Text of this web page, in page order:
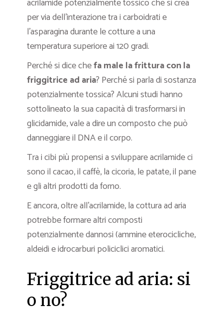
per via dell’interazione tra i carboidrati e
l’asparagina durante le cotture a una
temperatura superiore ai 120 gradi.
Perché si dice chefa male la frittura con la
friggitrice ad aria? Perché si parla di sostanza
potenzialmente tossica? Alcuni studi hanno
sottolineato la sua capacità di trasformarsi in
glicidamide, vale a dire un composto che può
danneggiare il DNA e il corpo.
Tra i cibi più propensi a sviluppare acrilamide ci
sono il cacao, il caffè, la cicoria, le patate, il pane
e gli altri prodotti da forno.
E ancora, oltre all’acrilamide, la cottura ad aria
potrebbe formare altri composti
potenzialmente dannosi (ammine eterocicliche,
aldeidi e idrocarburi policiclici aromatici.
Friggitrice ad aria: si
o no?